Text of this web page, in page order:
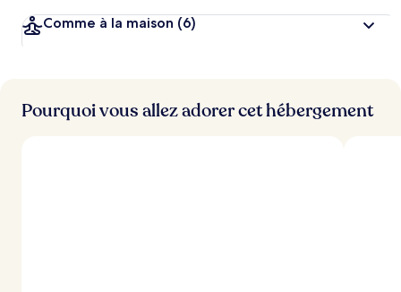
Comme à la maison (6)
Pourquoi vous allez adorer cet hébergement